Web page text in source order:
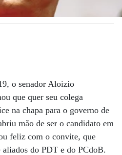
o senador Aloizio
que quer seu colega
na chapa para o governo de
mão de ser o candidato em
feliz com o convite, que
aliados do PDT e do PCdoB.